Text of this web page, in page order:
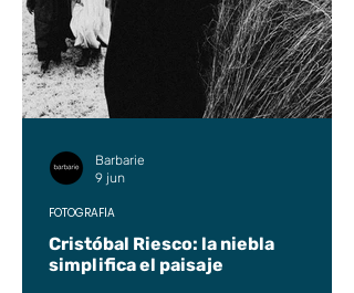
Cristóbal Riesco: la niebla
simplifica el paisaje
FOTOGRAFÍA
Barbarie
9 jun